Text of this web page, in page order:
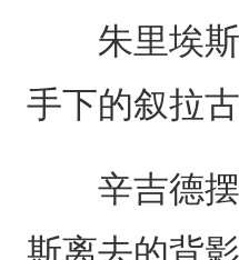
朱里埃斯
手下的叙拉
辛吉德摆
斯离去的背